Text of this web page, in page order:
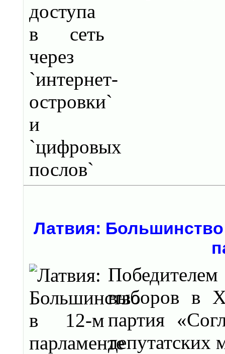
Латвия:
выборов в
партия
депутатских